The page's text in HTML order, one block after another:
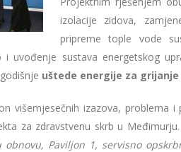
izolacije zidova,
pripreme tople vode
uvođenje sustava energetskog
uštede energije za grijanje
višemjesečnih izazova, problema i
za zdravstvenu skrb u Međimurju.
obnovu, Paviljon 1, servisno